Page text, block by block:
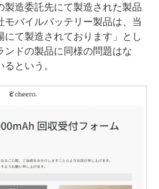
製造委託先にて製造された製品
モバイルバッテリー製品は、当
にて製造されております」とし
ンドの製品に同様の問題はな
という。